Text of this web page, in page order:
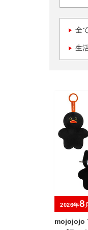
全
生
mojojojo
2026年8